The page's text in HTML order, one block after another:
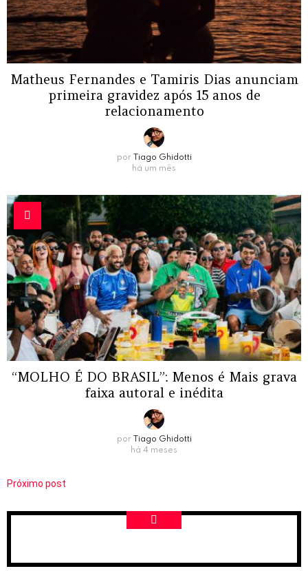
Matheus Fernandes e Tamiris Dias anunciam
primeira gravidez após 15 anos de
relacionamento
por
Tiago Ghidotti
há um mês
“MOLHO É DO BRASIL”: Menos é Mais grava
faixa autoral e inédita
por
Tiago Ghidotti
há 4 meses
Próximo post